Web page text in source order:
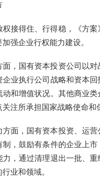
权接得住、行得稳，《方
强企业行权能力建设。
，国有资本投资公司以
业执行公司战略和资本
和增值状况。其他商业
注所承担国家战略使命和
面，国有资本投资、运
，鼓励有条件的企业上
，通过清理退出一批、
业和领域。